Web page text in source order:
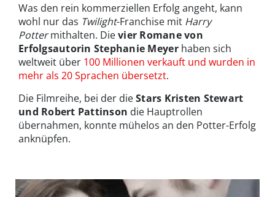
Was den rein kommerziellen Erfolg angeht, kann
wohl nur das Twilight-Franchise mit Harry
Pottermithalten. Dievier Romane von
Erfolgsautorin Stephanie Meyer haben sich
weltweit über 100 Millionen verkauft und wurden in
mehr als 20 Sprachen übersetzt.
Die Filmreihe, bei der dieStars Kristen Stewart
und Robert Pattinson die Hauptrollen
übernahmen, konnte mühelos an den Potter-Erfolg
anknüpfen.